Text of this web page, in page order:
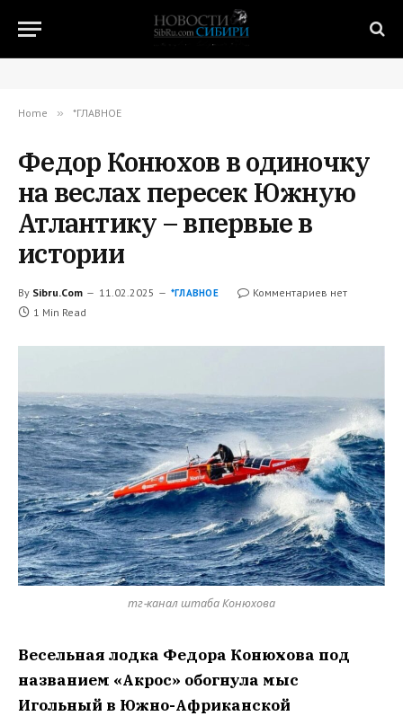
Home » *ГЛАВНОЕ
Федор Конюхов в одиночку
на веслах пересек Южную
Атлантику – впервые в
истории
By Sibru.Com 11.02.2025 *ГЛАВНОЕ
Комментариев нет
1 Min Read
тг-канал штаба Конюхова
Весельная лодка Федора Конюхова под
названием «Акрос» обогнула мыс
Игольный в Южно-Африканской